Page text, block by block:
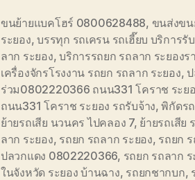
ขนย้ายแบคโฮร์ 0800628488, ขนส่งขน
ระยอง,บรรทุก รถเครน รถเฮี๊ยบ บริการรั
ลาก ระยอง,บริการรถยก รถลาก ระยอง
เครื่องจักรโรงงาน รถยก รถลาก ระยอง,
ร่วม0802220366 ถนน331 โคราช ระย
ถนน331 โคราช ระยอง รถรับจ้าง,พิกัดร
ย้ายรถเสีย นวนคร ไปคลอง 7, ย้ายรถเสีย
ลาก ระยอง, รถยก รถลาก ระยอง, รถยก
ปลวกแดง 0802220366, รถยก รถลาก
ในจังหวัด ระยอง บ้านฉาง, รถยกชากบก,